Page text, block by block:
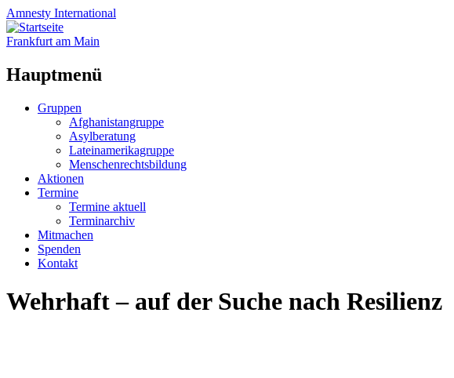
Amnesty International
Frankfurt am Main
Hauptmenü
Zum
Gruppen
Afghanistangruppe
Asylberatung
Lateinamerikagruppe
Menschenrechtsbildung
Aktionen
Termine
Termine aktuell
Terminarchiv
Mitmachen
Spenden
Kontakt
Wehrhaft – auf der Suche nach Resilienz